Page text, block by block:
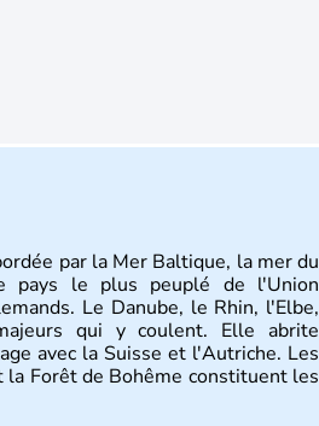
par la Mer Baltique, la mer du
pays le plus peuplé de l'Union
Le Danube, le Rhin, l'Elbe,
qui y coulent. Elle abrite
avec la Suisse et l'Autriche. Les
Forêt de Bohême constituent les